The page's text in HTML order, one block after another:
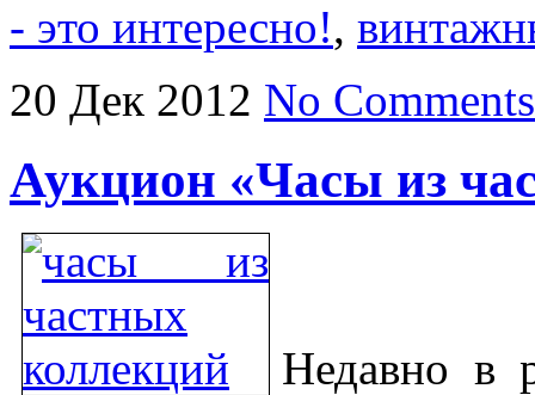
- это интересно!,
20 Дек 2012 No Comments
Аукцион «Часы из
Недавно в